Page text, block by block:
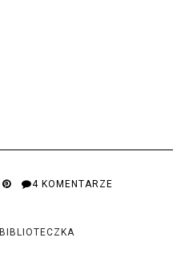
4 KOMENTARZE
BIBLIOTECZKA